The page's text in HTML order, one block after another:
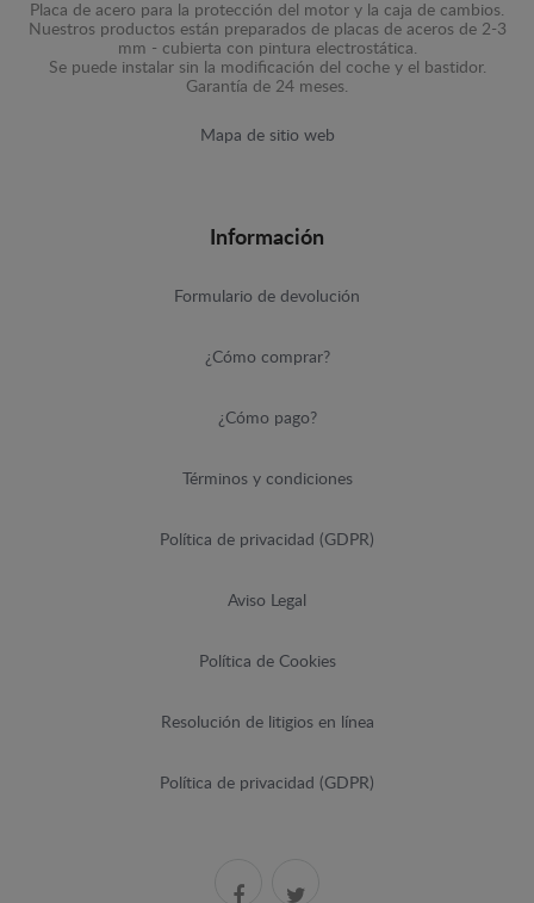
Placa de acero para la protección del motor y la caja de cambios.
Nuestros productos están preparados de placas de aceros de 2-3
mm - cubierta con pintura electrostática.
Se puede instalar sin la modificación del coche y el bastidor.
Garantía de 24 meses.
Mapa de sitio web
Información
Formulario de devolución
¿Cómo comprar?
¿Cómo pago?
Términos y condiciones
Política de privacidad (GDPR)
Aviso Legal
Política de Cookies
Resolución de litigios en línea
Política de privacidad (GDPR)